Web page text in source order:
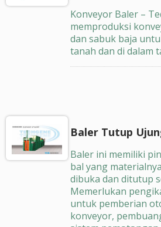
Konveyor Baler –
memproduksi
dan sabuk baja
tanah dan di dalam
Baler Tutup
Baler ini memiliki
bal yang
dibuka dan ditutup
Memerlukan
untuk pemberian
konveyor,